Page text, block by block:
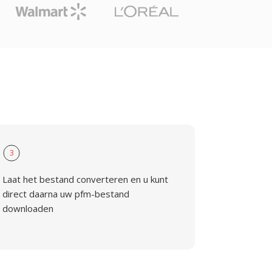
3
Laat het bestand converteren en u kunt
direct daarna uw pfm-bestand
downloaden